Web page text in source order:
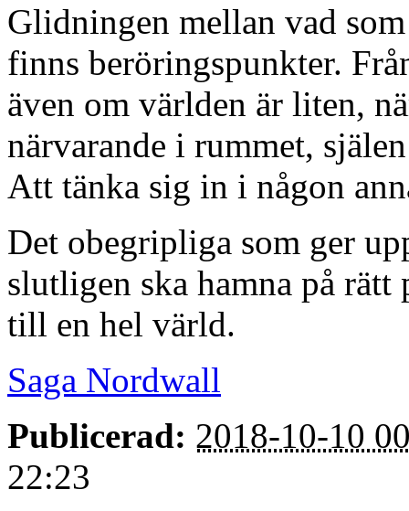
Glidningen mellan vad
finns beröringspunkter.
även om världen är liten,
närvarande i rummet,
Att tänka sig in i någon
Det obegripliga som ger
slutligen ska hamna på
till en hel värld.
Saga Nordwall
Publicerad: 2018-10-10
22:23